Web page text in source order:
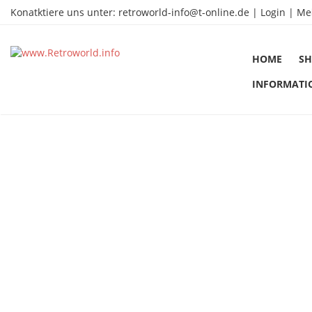
Konatktiere uns unter: retroworld-info@t-online.de | Login |
HOME